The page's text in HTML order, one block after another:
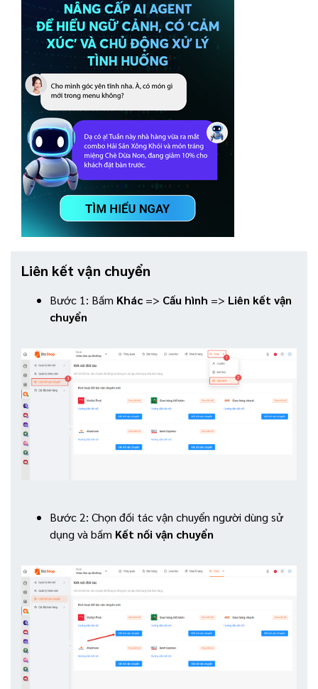
Liên kết vận chuyển
Bước 1: Bấm Khác => Cấu hình => Liên kết vận
chuyển
Bước 2: Chọn đối tác vận chuyển người dùng sử
dụng và bấm Kết nối vận chuyển